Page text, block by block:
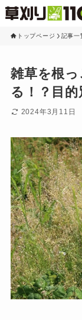
トップページ 記事一
雑草を根
る！？目
2024年3月11日